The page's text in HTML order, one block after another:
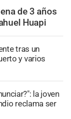
de 3 años
Huapi
tras un
y varios
la joven
reclama ser